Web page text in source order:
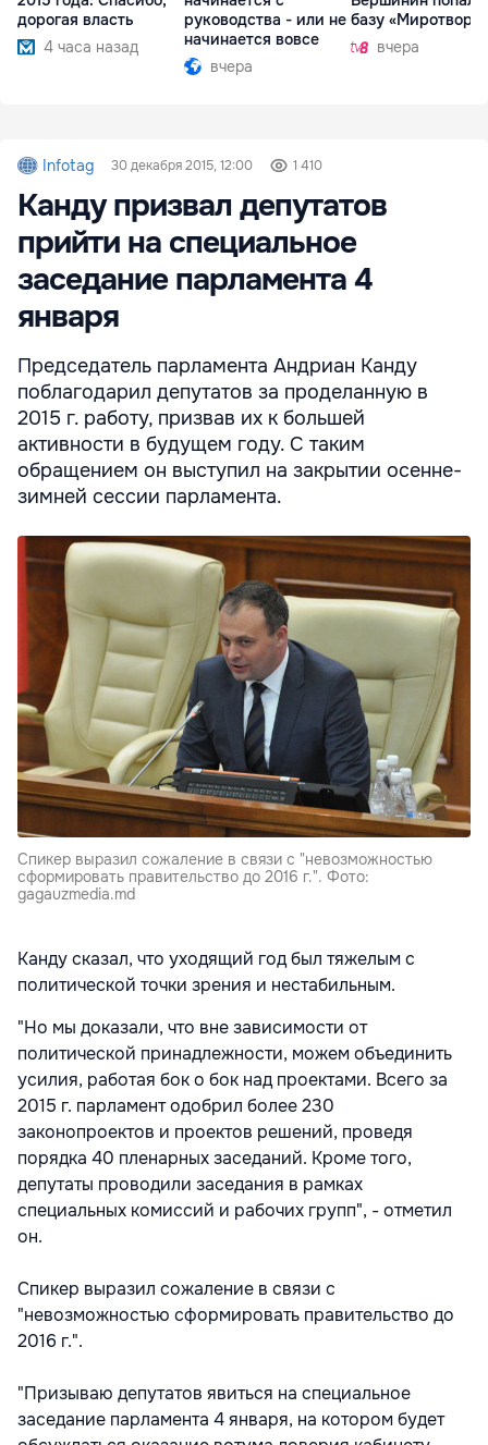
дорогая власть
4 часа назад
руководства - или не
начинается вовсе
вчера
базу
вчера
Infotag 30 декабря 2015, 12:00 1 410
Канду призвал депутатов
прийти на специальное
заседание парламента 4
января
Председатель парламента Андриан Канду
поблагодарил депутатов за проделанную в
2015 г. работу, призвав их к большей
активности в будущем году. С таким
обращением он выступил на закрытии осенне-
зимней сессии парламента.
Спикер выразил сожаление в связи с "невозможностью
сформировать правительство до 2016 г.". Фото:
gagauzmedia.md
Канду сказал, что уходящий год был тяжелым с
политической точки зрения и нестабильным.
"Но мы доказали, что вне зависимости от
политической принадлежности, можем объединить
усилия, работая бок о бок над проектами. Всего за
2015 г. парламент одобрил более 230
законопроектов и проектов решений, проведя
порядка 40 пленарных заседаний. Кроме того,
депутаты проводили заседания в рамках
специальных комиссий и рабочих групп", - отметил
он.
Спикер выразил сожаление в связи с
"невозможностью сформировать правительство до
2016 г.".
"Призываю депутатов явиться на специальное
заседание парламента 4 января, на котором будет